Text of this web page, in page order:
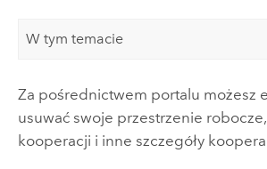
W tym temacie
Za pośrednictwem portalu możesz
usuwać swoje przestrzenie
kooperacji i inne szczegóły